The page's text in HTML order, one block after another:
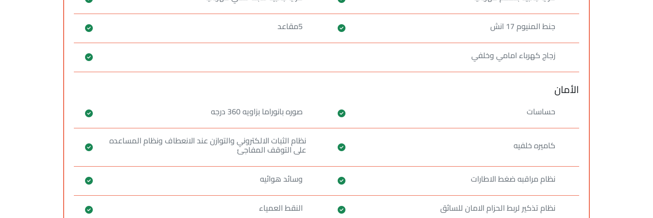
جنط المنيوم 17 انش
5مقاعد
زجاج كهرباء امامي وخلفي
الأمان
حساسات صوره بانوراما بزاويه 360 درجه
كاميره خلفيه نظام الثبات الالكتروني والتوازن عند الانعطاف ونظام المساعده
على التوقف المفاجئ
نظام مراقبه ضغط الاطارات
وسائد هوائيه
نظام تذكير لربط الحزام الامان للسائق
النقط العمياء